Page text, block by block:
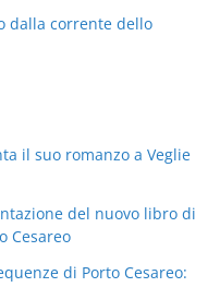
dalla corrente dello
il suo romanzo a Veglie
del nuovo libro di
Cesareo
di Porto Cesareo: